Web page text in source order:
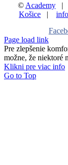
© Academy |
Košice |
Page load link
Pre zlepšenie
možne, že niektoré
Klikni pre viac info
Go to Top